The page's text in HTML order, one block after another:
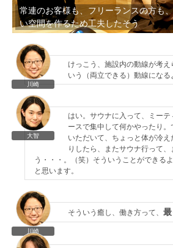
常連のお客様も、フリーランスの方も
い空間を作るため工夫したそう
川崎
けっこう、施設内の動線が考え
いう（両立できる）動線になる
大智
はい。サウナに入って、ミー
ースで集中して何かやったり
いただいて、ちょっと体が冷
りしたら、またサウナ行って
う・・・。（笑）そういうことができる
と思います。
川崎
そういう癒し、働き方って、 最